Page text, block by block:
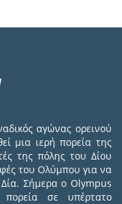
αγώνας ορεινού
μια ιερή πορεία της
της πόλης του Δίου
του Ολύμπου για να
Σήμερα ο Olympus
σε υπέρτατο